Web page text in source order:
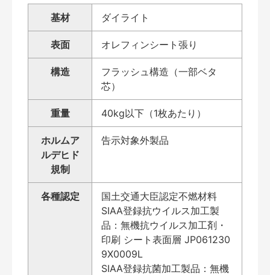
基材 ダイライト
表面 オレフィンシート張り
構造
フラッシュ構造（一部ベタ
芯）
重量 40kg以下（1枚あたり）
ホルムア
ルデヒド
規制
告示対象外製品
各種認定
国土交通大臣認定不燃材料
SIAA登録抗ウイルス加工製
品：無機抗ウイルス加工剤・
印刷 シート表面層 JP061230
9X0009L
SIAA登録抗菌加工製品：無機